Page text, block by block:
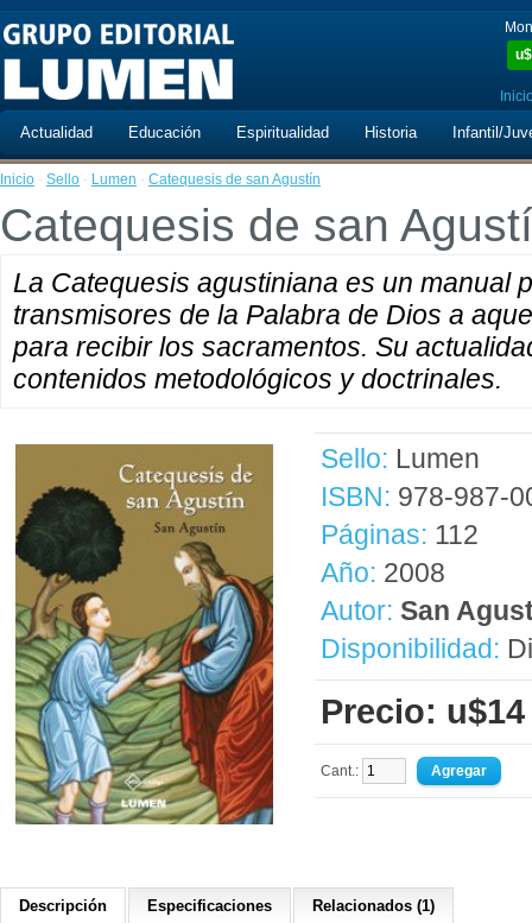
u$
Actualidad Educación Espiritualidad Historia Infantil/
Inicio · Sello · Lumen · Catequesis de san Agustín
Catequesis de san
La Catequesis agustiniana es un manual
transmisores de la Palabra de Dios a
para recibir los sacramentos. Su
contenidos metodológicos y doctrinales.
Sello: Lumen
ISBN: 978-987-
Páginas: 112
Año: 2008
Autor: San
Disponibilidad:
Precio: u$14
Cant.:
Descripción Especificaciones Relacionados (1)